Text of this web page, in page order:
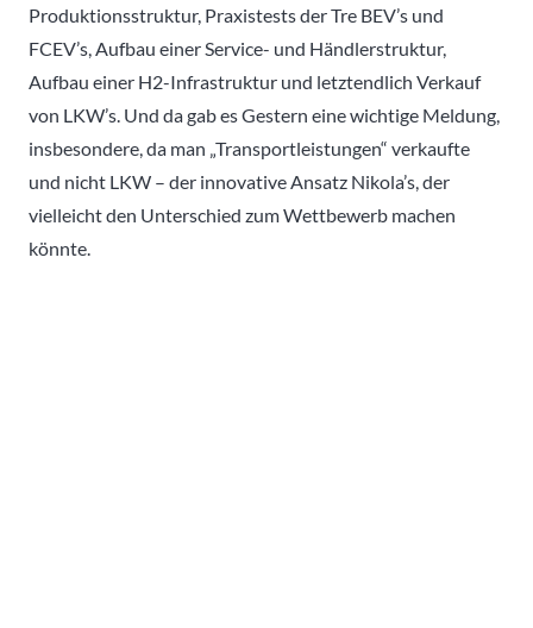
Produktionsstruktur, Praxistests der Tre BEV’s und
FCEV’s, Aufbau einer Service- und Händlerstruktur,
Aufbau einer H2-Infrastruktur und letztendlich Verkauf
von LKW’s. Und da gab es Gestern eine wichtige Meldung,
insbesondere, da man „Transportleistungen“ verkaufte
und nicht LKW – der innovative Ansatz Nikola’s, der
vielleicht den Unterschied zum Wettbewerb machen
könnte.